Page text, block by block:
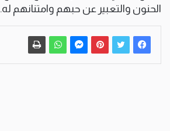
الحنون والتعبير عن حبهم وامتنانهم له.